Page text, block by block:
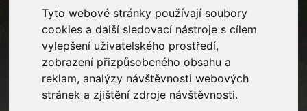
Tyto webové stránky používají soubory
cookies a další sledovací nástroje s cílem
vylepšení uživatelského prostředí,
zobrazení přizpůsobeného obsahu a
reklam, analýzy návštěvnosti webových
stránek a zjištění zdroje návštěvnosti.
Home Fotogalerie Maňáskové divadlo